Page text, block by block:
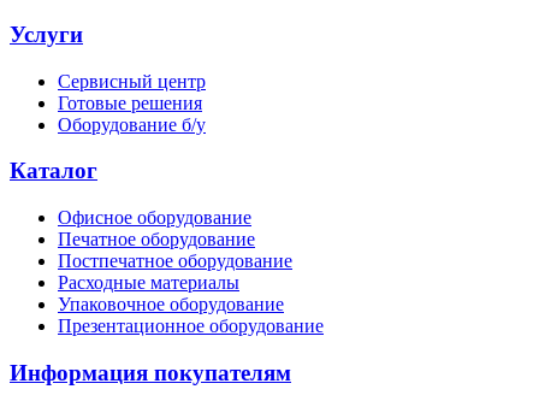
Услуги
Сервисный центр
Готовые решения
Оборудование б/у
Каталог
Офисное оборудование
Печатное оборудование
Постпечатное оборудование
Расходные материалы
Упаковочное оборудование
Презентационное оборудование
Информация покупателям